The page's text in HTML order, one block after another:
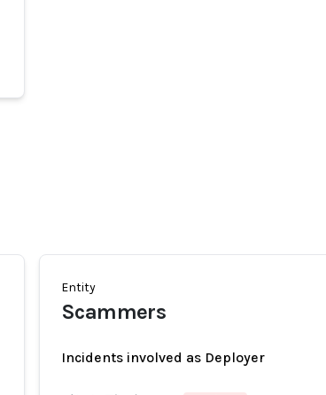
Entity
Scammers
Incidents involved as Deployer